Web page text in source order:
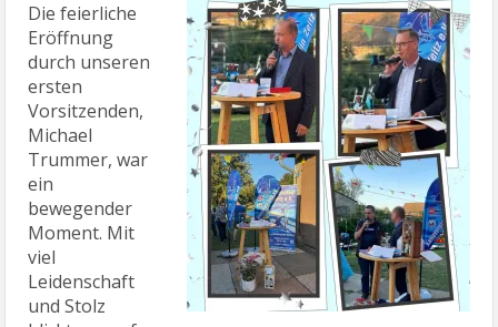
Die feierliche
Eröffnung
durch unseren
ersten
Vorsitzenden,
Michael
Trummer, war
ein
bewegender
Moment. Mit
viel
Leidenschaft
und Stolz